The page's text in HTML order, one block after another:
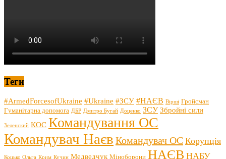
Теги
#ArmedForcesofUkraine #Ukraine #ЗСУ #НАЄВ Вірші Гройсман
Гуманітарна допомога ДБР Дмитро Бугай Доценко ЗСУ Збройні сили
Зеленский КОС Командування ОС
Командувач Наєв Командувач ОС Корупція
Коцько Ольга Крим Кучин Медведчук Міноборони НАЄВ НАБУ